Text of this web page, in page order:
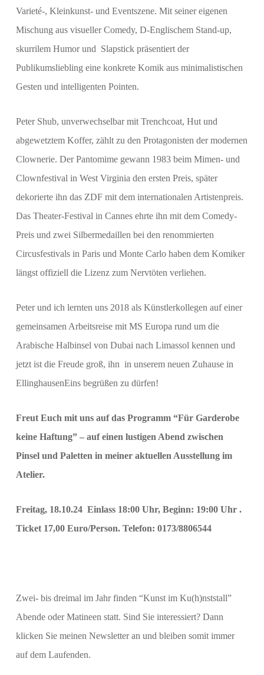
Varieté-, Kleinkunst- und Eventszene. Mit seiner eigenen
Mischung aus visueller Comedy, D-Englischem Stand-up,
skurrilem Humor und Slapstick präsentiert der
Publikumsliebling eine konkrete Komik aus minimalistischen
Gesten und intelligenten Pointen.
Peter Shub, unverwechselbar mit Trenchcoat, Hut und
abgewetztem Koffer, zählt zu den Protagonisten der modernen
Clownerie. Der Pantomime gewann 1983 beim Mimen- und
Clownfestival in West Virginia den ersten Preis, später
dekorierte ihn das ZDF mit dem internationalen Artistenpreis.
Das Theater-Festival in Cannes ehrte ihn mit dem Comedy-
Preis und zwei Silbermedaillen bei den renommierten
Circusfestivals in Paris und Monte Carlo haben dem Komiker
längst offiziell die Lizenz zum Nervtöten verliehen.
Peter und ich lernten uns 2018 als Künstlerkollegen auf einer
gemeinsamen Arbeitsreise mit MS Europa rund um die
Arabische Halbinsel von Dubai nach Limassol kennen und
jetzt ist die Freude groß, ihn in unserem neuen Zuhause in
EllinghausenEins begrüßen zu dürfen!
Freut Euch mit uns auf das Programm “Für Garderobe
keine Haftung” – auf einen lustigen Abend zwischen
Pinsel und Paletten in meiner aktuellen Ausstellung im
Atelier.
Freitag, 18.10.24 Einlass 18:00 Uhr, Beginn: 19:00 Uhr .
Ticket 17,00 Euro/Person. Telefon: 0173/8806544
Zwei- bis dreimal im Jahr finden “Kunst im Ku(h)nststall”
Abende oder Matineen statt. Sind Sie interessiert? Dann
klicken Sie meinen Newsletter an und bleiben somit immer
auf dem Laufenden.